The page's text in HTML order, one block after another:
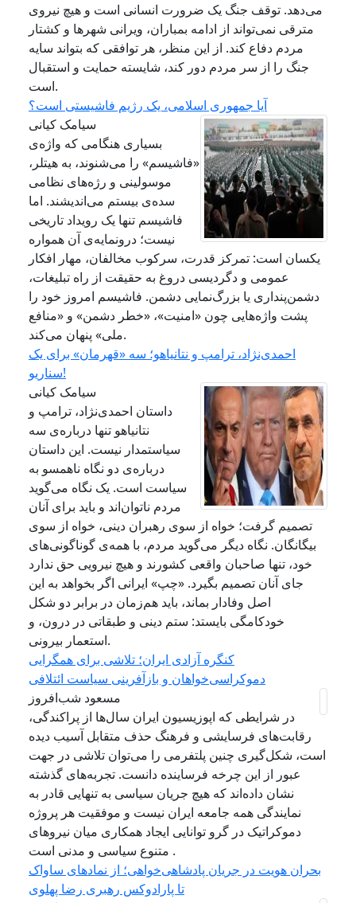
می‌دهد. توقف جنگ یک ضرورت انسانی است و هیچ نیروی
مترقی نمی‌تواند از ادامه بمباران، ویرانی شهرها و کشتار
مردم دفاع کند. از این منظر، هر توافقی که بتواند سایه
جنگ را از سر مردم دور کند، شایسته حمایت و استقبال
است.
آیا جمهوری اسلامی، یک رژیم فاشیستی است؟
سیامک کیانی
بسیاری هنگامی که واژه‌ی
«فاشیسم» را می‌شنوند، به هیتلر،
موسولینی و رژه‌های نظامی
سده‌ی بیستم می‌اندیشند. اما
فاشیسم تنها یک رویداد تاریخی
نیست؛ درونمایه‌ی آن همواره
یکسان است: تمرکز قدرت، سرکوب مخالفان، مهار افکار
عمومی و دگردیسی دروغ به حقیقت از راه تبلیغات،
دشمن‌پنداری یا بزرگ‌نمایی دشمن. فاشیسم امروز خود را
پشت واژه‌هایی چون «امنیت»، «خطر دشمن» و «منافع
ملی» پنهان می‌کند.
احمدی‌نژاد، ترامپ و نتانیاهو؛ سه «قهرمان» برای یک
سناریو!
سیامک کیانی
داستان احمدی‌نژاد، ترامپ و
نتانیاهو تنها درباره‌ی سه
سیاستمدار نیست. این داستان
درباره‌ی دو نگاه ناهمسو به
سیاست است. یک نگاه می‌گوید
مردم ناتوان‌اند و باید برای آنان
تصمیم گرفت؛ خواه از سوی رهبران دینی، خواه از سوی
بیگانگان. نگاه دیگر می‌گوید مردم، با همه‌ی گوناگونی‌های
خود، تنها صاحبان واقعی کشورند و هیچ نیرویی حق ندارد
جای آنان تصمیم بگیرد. «چپ» ایرانی اگر بخواهد به این
اصل وفادار بماند، باید هم‌زمان در برابر دو شکل
خودکامگی بایستد: ستم دینی و طبقاتی در درون، و
استعمار بیرونی.
کنگره آزادی ایران؛ تلاشی برای همگرایی
دموکراسی‌خواهان و بازآفرینی سیاست ائتلافی
مسعود شب‌افروز
در شرایطی که اپوزیسیون ایران سال‌ها از پراکندگی،
رقابت‌های فرسایشی و فرهنگ حذف متقابل آسیب دیده
است، شکل‌گیری چنین پلتفرمی را می‌توان تلاشی در جهت
عبور از این چرخه فرساینده دانست. تجربه‌های گذشته
نشان داده‌اند که هیچ جریان سیاسی به تنهایی قادر به
نمایندگی همه جامعه ایران نیست و موفقیت هر پروژه
دموکراتیک در گرو توانایی ایجاد همکاری میان نیروهای
متنوع سیاسی و مدنی است .
بحران هویت در جریان پادشاهی‌خواهی؛ از نمادهای ساواک
تا پارادوکس رهبری رضا پهلوی